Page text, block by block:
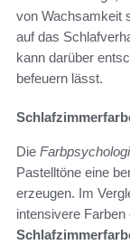
von Wachsamkeit
auf das
kann darüber
befeuern lässt.
Die
Pastelltöne eine
erzeugen. Im
intensivere